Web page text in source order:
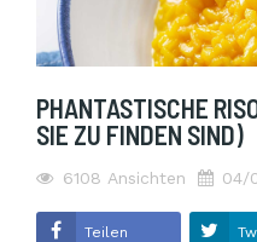
PHANTASTISCHE
SIE ZU FINDEN SIND)
6108 Ansichten 04/
Teilen